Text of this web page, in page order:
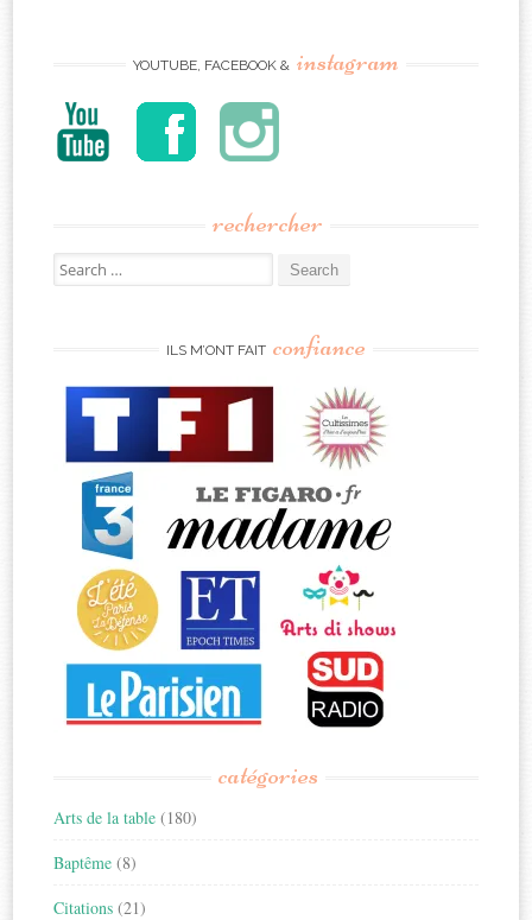
YOUTUBE, FACEBOOK & instagram
rechercher
Search
for:
ILS M’ONT FAIT confiance
catégories
Arts de la table (180)
Baptême (8)
Citations (21)